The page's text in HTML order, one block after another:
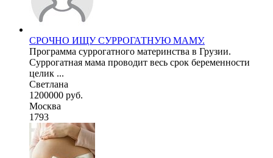
СРОЧНО ИЩУ СУРРОГАТНУЮ МАМУ.
Программа суррогатного материнства в Грузии.
Суррогатная мама проводит весь срок беременности
целик ...
Светлана
1200000 руб.
Москва
1793